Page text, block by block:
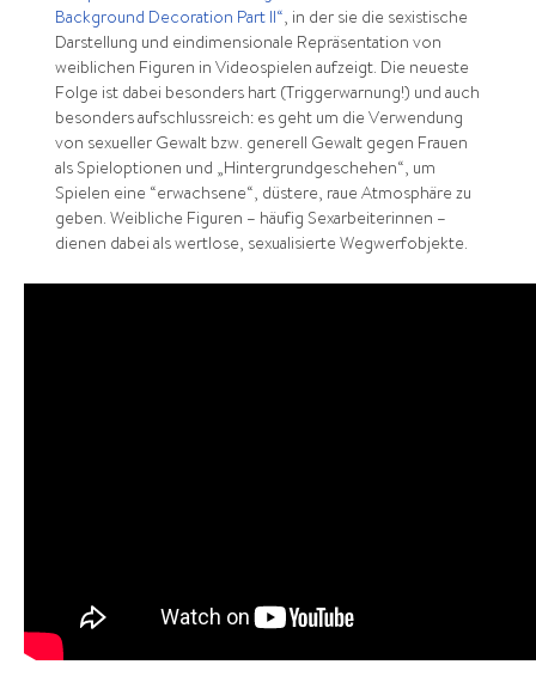
Background Decoration Part II“, in der sie die sexistische
Darstellung und eindimensionale Repräsentation von
weiblichen Figuren in Videospielen aufzeigt. Die neueste
Folge ist dabei besonders hart (Triggerwarnung!) und auch
besonders aufschlussreich: es geht um die Verwendung
von sexueller Gewalt bzw. generell Gewalt gegen Frauen
als Spieloptionen und „Hintergrundgeschehen“, um
Spielen eine “erwachsene“, düstere, raue Atmosphäre zu
geben. Weibliche Figuren – häufig Sexarbeiterinnen –
dienen dabei als wertlose, sexualisierte Wegwerfobjekte.